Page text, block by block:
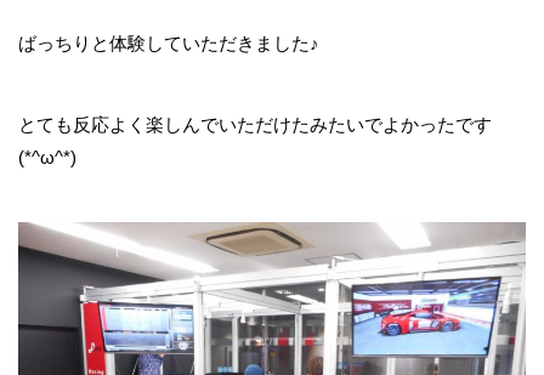
ばっちりと体験していただきました♪
とても反応よく楽しんでいただけたみたいでよかったです
(*^ω^*)